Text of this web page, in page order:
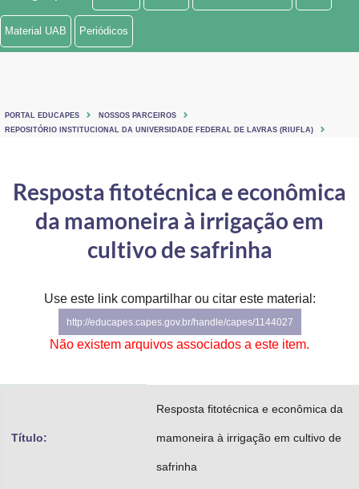
Ministério de Minas e Energia
Ministério do Turismo
Controladoria-Geral da União
Ministério da Mulher, da Família e dos Direitos Humanos
Secretaria de Governo
Gabinete de Segurança Institucional
Planalto
Material UAB Periódicos
PORTAL EDUCAPES
NOSSOS PARCEIROS
REPOSITÓRIO INSTITUCIONAL DA UNIVERSIDADE FEDERAL DE LAVRAS (RIUFLA)
Resposta fitotécnica e econômica
da mamoneira à irrigação em
cultivo de safrinha
Use este link compartilhar ou citar este material:
http://educapes.capes.gov.br/handle/capes/1144027
Não existem arquivos associados a este item.
Título:
Resposta fitotécnica e econômica da
mamoneira à irrigação em cultivo de
safrinha